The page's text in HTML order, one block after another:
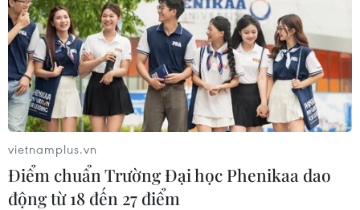
vietnamplus.vn
Điểm chuẩn Trường Đại học Phenikaa dao
động từ 18 đến 27 điểm